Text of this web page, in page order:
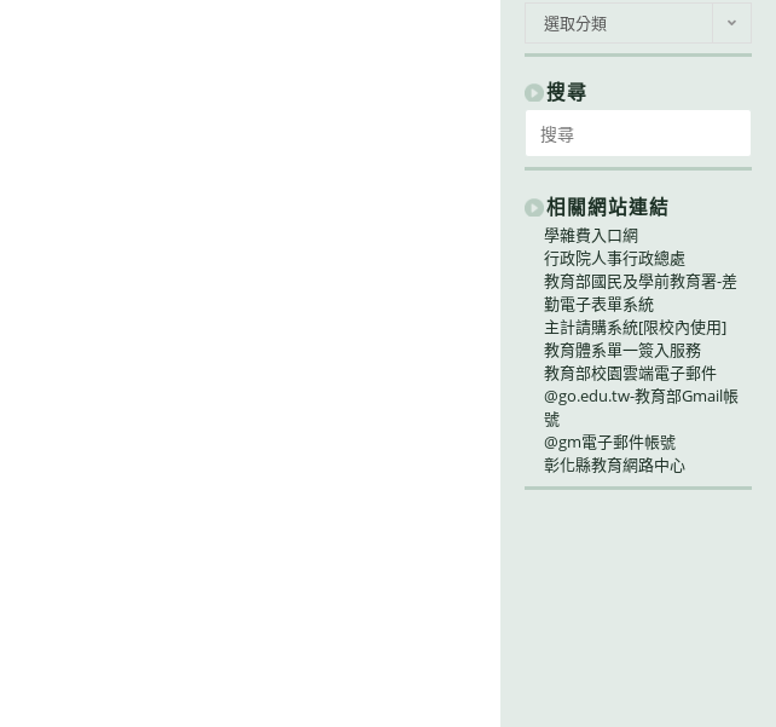
類
別
選取分類
搜尋
for:
相關網站連結
學雜費入口網
行政院人事行政總處
教育部國民及學前教育署-差
勤電子表單系統
主計請購系統[限校內使用]
教育體系單一簽入服務
教育部校園雲端電子郵件
@go.edu.tw-教育部Gmail帳
號
@gm電子郵件帳號
彰化縣教育網路中心